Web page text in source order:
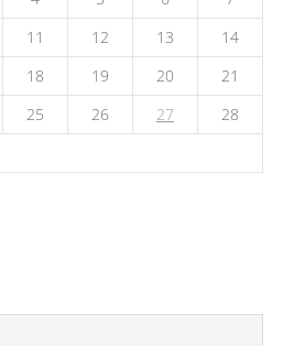
11 12 13
14
18 19 20
21
25 26 27
28